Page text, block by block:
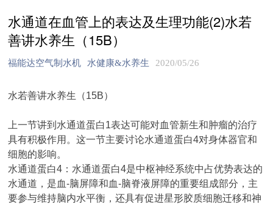
水通道在血管上的表达及生理功能(2)水若
善讲水养生（15B）
福能达空气制水机 水健康&水养生 2020/05/26
水若善讲水养生（15B）
上一节讲到水通道蛋白1表达可能对血管新生和肿瘤的治疗
具有积极作用。这一节主要讨论水通道蛋白4对身体器官和
细胞的影响。
水通道蛋白4：水通道蛋白4是中枢神经系统中占优势表达的
水通道，是血-脑屏障和血-脑脊液屏障的重要组成部分，主
要参与维持脑内水平衡，还具有促进星形胶质细胞迁移和神